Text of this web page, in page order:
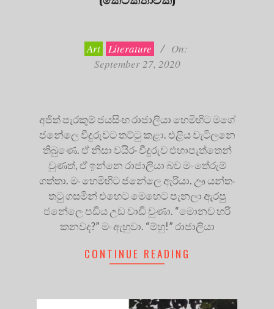
Art Literature
On:
September 27, 2020
අජිත් පැරකුම් ජයසිංහ රාජාලියා හෙමිහිට මගේ
ජනේලෙ වීදුරුවට තට්ටු කළා. එළිය වැටිලනෙ
තිබුණෙ. ඒ නිසා වයිරං වීදුරුව එහාපැත්තෙන්
වුණත්, ඒ ඉන්නෙ රාජාලියා බව මං තේරුම්
ගත්තා. මං හෙමිහිට ජනේලෙ ඇරියා. ඌ යන්තං
තටු ගසමින් එහෙට මෙහෙට පැනලා ඇරපු
ජනේලෙ පඩිය උඩ වාඩි වුණා. “මොනව හරි
කනවද?” මං ඇහුවා. “ම්හු!” රාජාලියා
CONTINUE READING